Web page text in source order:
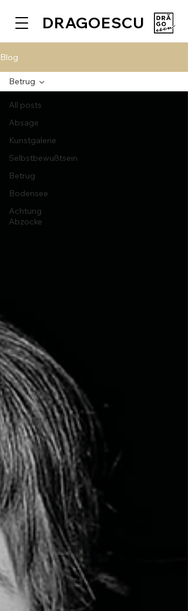
DRAGOESCU
Blog
All posts
Absage
Kunstgalerie
Selbstbewußtsein
Betrug
Bodensee
Achtung
Abzocke
Betrug